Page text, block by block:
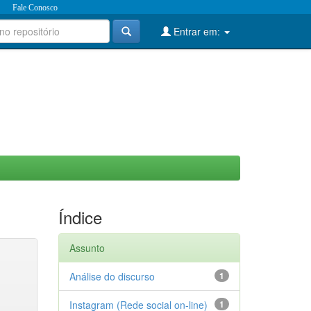
Fale Conosco
Entrar em:
Índice
Assunto
1
Análise do discurso
1
Instagram (Rede social on-line)